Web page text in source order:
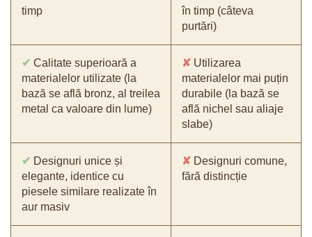
timp
în timp (câteva
purtări)
✔ Calitate superioară a
materialelor utilizate (la
bază se află bronz, al treilea
metal ca valoare din lume)
✘ Utilizarea
materialelor mai puțin
durabile (la bază se
află nichel sau aliaje
slabe)
✔ Designuri unice și
elegante, identice cu
piesele similare realizate în
aur masiv
✘ Designuri comune,
fără distincție